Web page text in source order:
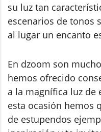
su luz tan
escenarios de tonos
al lugar un encanto
En dzoom son
hemos ofrecido
a la magnífica luz de
esta ocasión hemos
de estupendos